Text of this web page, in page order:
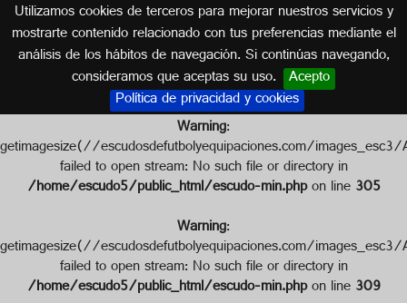
Utilizamos cookies de terceros para mejorar nuestros servicios y
mostrarte contenido relacionado con tus preferencias mediante el
análisis de los hábitos de navegación. Si continúas navegando,
consideramos que aceptas su uso. Acepto
Política de privacidad y cookies
Escudo de SHAIL S.C.
INDIA
Warning:
getimagesize(//escudosdefutbolyequipaciones.com/
failed to open stream: No such file or directory in
/home/escudo5/public_html/escudo-min.phpon line305
Warning:
getimagesize(//escudosdefutbolyequipaciones.com/
failed to open stream: No such file or directory in
/home/escudo5/public_html/escudo-min.phpon line309